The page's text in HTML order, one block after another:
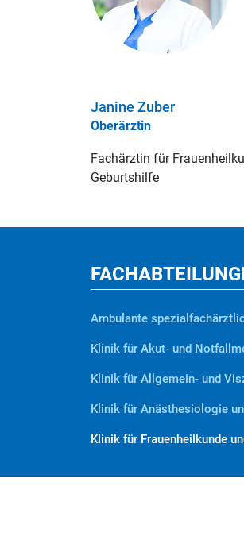
Janine Zuber
Oberärztin
Fachärztin für
Geburtshilfe
Ambulante
Klinik für Akut- und
Klinik für Allgemein- und
Klinik für Anästhesiologie
Klinik für Frauenheilkunde